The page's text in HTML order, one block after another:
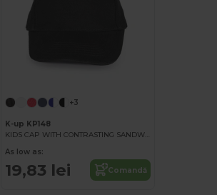
+3
K-up KP148
KIDS CAP WITH CONTRASTING SANDWICH VISOR - 5 PANELS
As low as:
19,83 lei Comandă